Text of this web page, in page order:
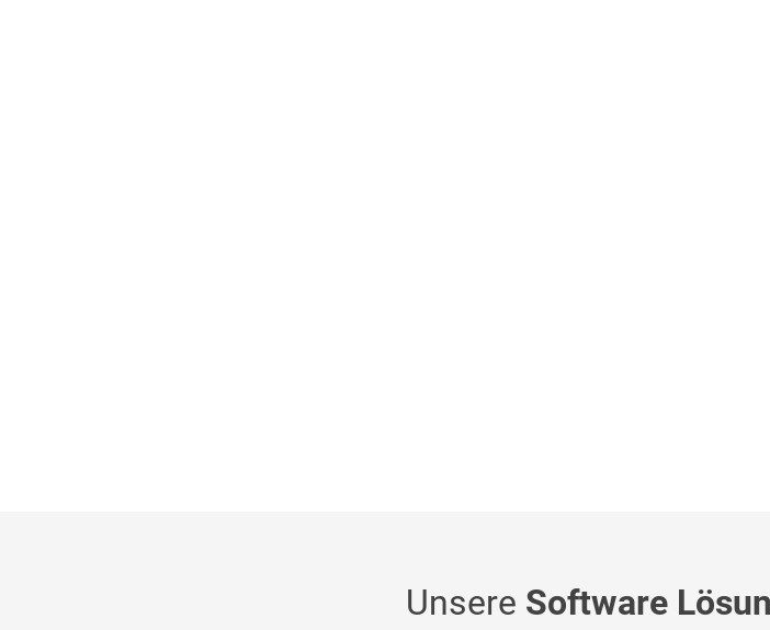
Unsere Software